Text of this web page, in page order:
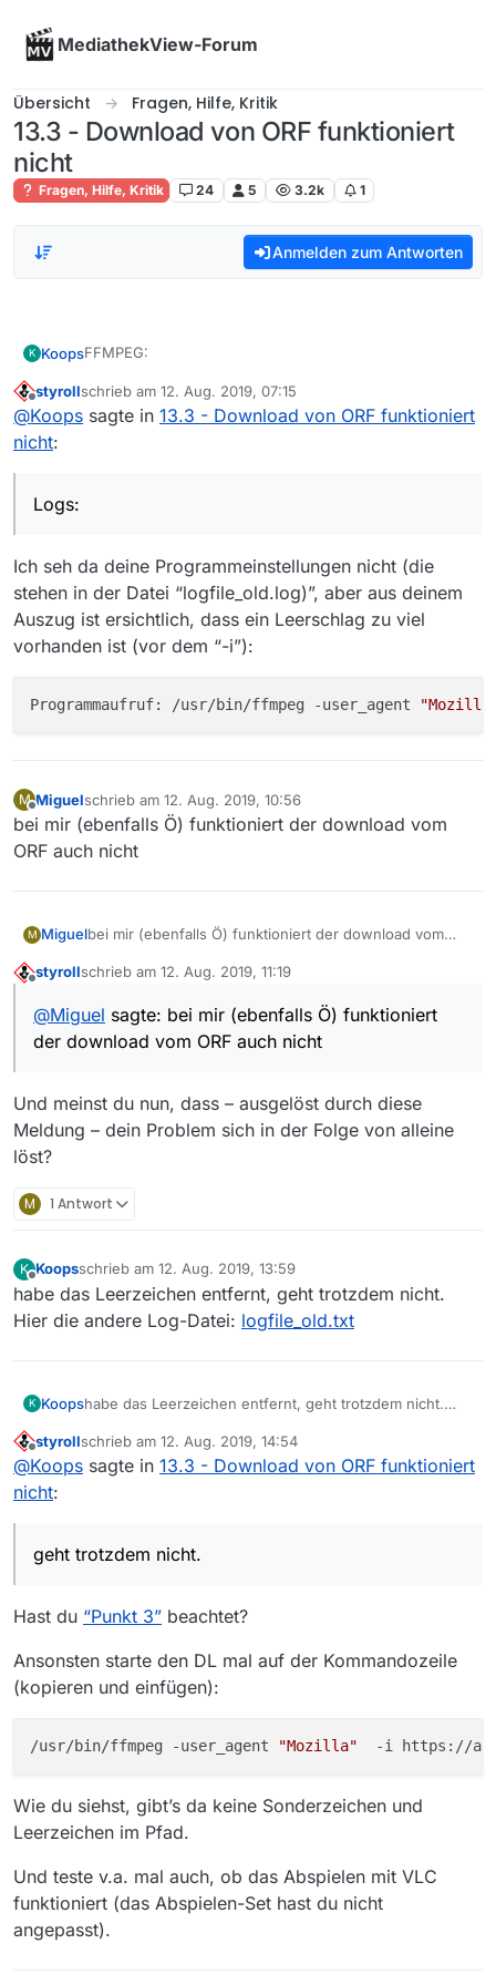
MediathekView-Forum
Übersicht Fragen, Hilfe, Kritik
13.3 - Download von ORF funktioniert
nicht
Fragen, Hilfe, Kritik 24 5 3.2k 1
Anmelden zum Antworten
K KoopsFFMPEG:
harald@harald-ThinkPad-T560:~/Downloads$ /
ffmpeg version 4.1.4-0york3~18.04 Copyright
  libavfilter     7. 40.101 /  7. 40.101
  libavresample   4.  0.  0 /  4.  0.  0
  libswscale      5.  3.100 /  5.  3.100
  libswresample   3.  3.100 /  3.  3.100
  libpostproc    55.  3.100 / 55.  3.100
Offline
styrollschrieb am 12. Aug. 2019, 07:15
zuletzt editiert von
@Koops sagte in 13.3 - Download von ORF funktioniert
nicht:
Logs:
Ich seh da deine Programmeinstellungen nicht (die
stehen in der Datei “logfile_old.log)”, aber aus deinem
Auszug ist ersichtlich, dass ein Leerschlag zu viel
vorhanden ist (vor dem “-i”):
Programmaufruf: /usr/bin/ffmpeg -user_agent
M
Offline
Miguelschrieb am 12. Aug. 2019, 10:56
zuletzt editiert von
bei mir (ebenfalls Ö) funktioniert der download vom
ORF auch nicht
M Miguelbei mir (ebenfalls Ö) funktioniert der download vom
styrollschrieb am 12. Aug. 2019, 11:19
zuletzt editiert von
@Miguel sagte: bei mir (ebenfalls Ö) funktioniert
der download vom ORF auch nicht
Und meinst du nun, dass – ausgelöst durch diese
Meldung – dein Problem sich in der Folge von alleine
löst?
M 1 Antwort
K
Offline
Koopsschrieb am 12. Aug. 2019, 13:59
zuletzt editiert von
habe das Leerzeichen entfernt, geht trotzdem nicht.
Hier die andere Log-Datei: logfile_old.txt
K Koopshabe das Leerzeichen entfernt, geht trotzdem nicht.
Offline
styrollschrieb am 12. Aug. 2019, 14:54
zuletzt editiert von
@Koops sagte in 13.3 - Download von ORF funktioniert
nicht:
geht trotzdem nicht.
Hast du “Punkt 3” beachtet?
Ansonsten starte den DL mal auf der Kommandozeile
(kopieren und einfügen):
/usr/bin/ffmpeg -user_agent "Mozilla"
Wie du siehst, gibt’s da keine Sonderzeichen und
Leerzeichen im Pfad.
Und teste v.a. mal auch, ob das Abspielen mit VLC
funktioniert (das Abspielen-Set hast du nicht
angepasst).